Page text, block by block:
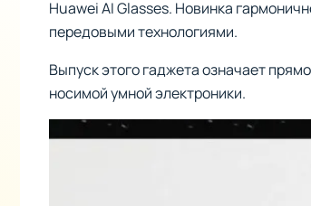
Huawei AI Glasses. Новинка
передовыми технологиями.
Выпуск этого гаджета означает
носимой умной электроники.